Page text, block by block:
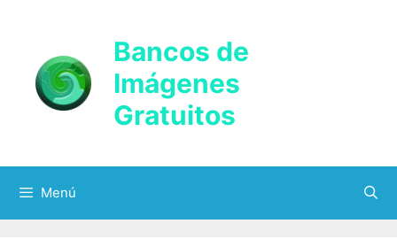
contenido
Bancos de
Imágenes
Gratuitos
Menú